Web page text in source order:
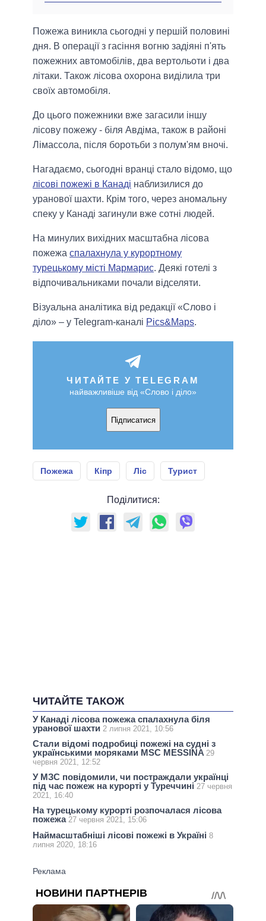
Пожежа виникла сьогодні у першій половині
дня. В операції з гасіння вогню задіяні п'ять
пожежних автомобілів, два вертольоти і два
літаки. Також лісова охорона виділила три
своїх автомобіля.
До цього пожежники вже загасили іншу
лісову пожежу - біля Авдіма, також в районі
Лімассола, після боротьби з полум'ям вночі.
Нагадаємо, сьогодні вранці стало відомо, що
лісові пожежі в Канаді наблизилися до
уранової шахти. Крім того, через аномальну
спеку у Канаді загинули вже сотні людей.
На минулих вихідних масштабна лісова
пожежа спалахнула у курортному
турецькому місті Мармарис. Деякі готелі з
відпочивальниками почали відселяти.
Візуальна аналітика від редакції «Слово і
діло» – у Telegram-каналі Pics&Maps.
ЧИТАЙТЕ У TELEGRAM
найважливіше від «Слово і діло»
Підписатися
Пожежа Кіпр Ліс Турист
Поділитися:
ЧИТАЙТЕ ТАКОЖ
У Канаді лісова пожежа спалахнула біля
уранової шахти 2 липня 2021, 10:56
Стали відомі подробиці пожежі на судні з
українськими моряками MSС MESSINA 29
червня 2021, 12:52
У МЗС повідомили, чи постраждали українці
під час пожеж на курорті у Туреччині 27 червня
2021, 16:40
На турецькому курорті розпочалася лісова
пожежа 27 червня 2021, 15:06
Наймасштабніші лісові пожежі в Україні 8
липня 2020, 18:16